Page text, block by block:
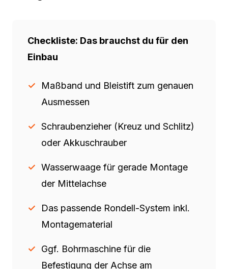
Checkliste: Das brauchst du für den
Einbau
Maßband und Bleistift zum genauen
Ausmessen
Schraubenzieher (Kreuz und Schlitz)
oder Akkuschrauber
Wasserwaage für gerade Montage
der Mittelachse
Das passende Rondell-System inkl.
Montagematerial
Ggf. Bohrmaschine für die
Befestigung der Achse am